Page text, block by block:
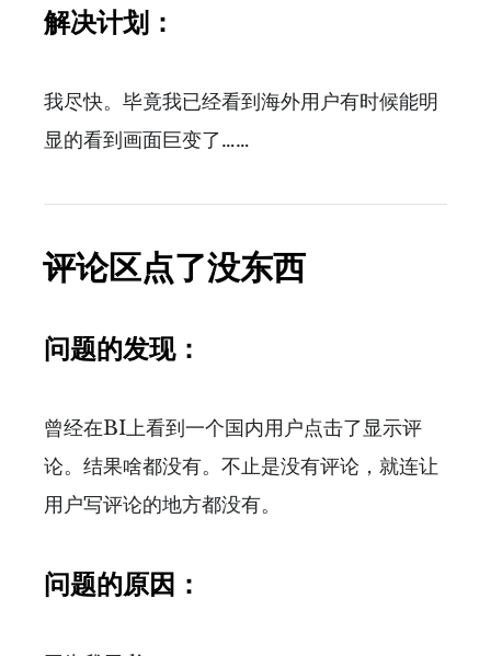
解决计划：
我尽快。毕竟我已经看到海外用户有时候能明
显的看到画面巨变了……
评论区点了没东西
问题的发现：
曾经在BI上看到一个国内用户点击了显示评
论。结果啥都没有。不止是没有评论，就连让
用户写评论的地方都没有。
问题的原因：